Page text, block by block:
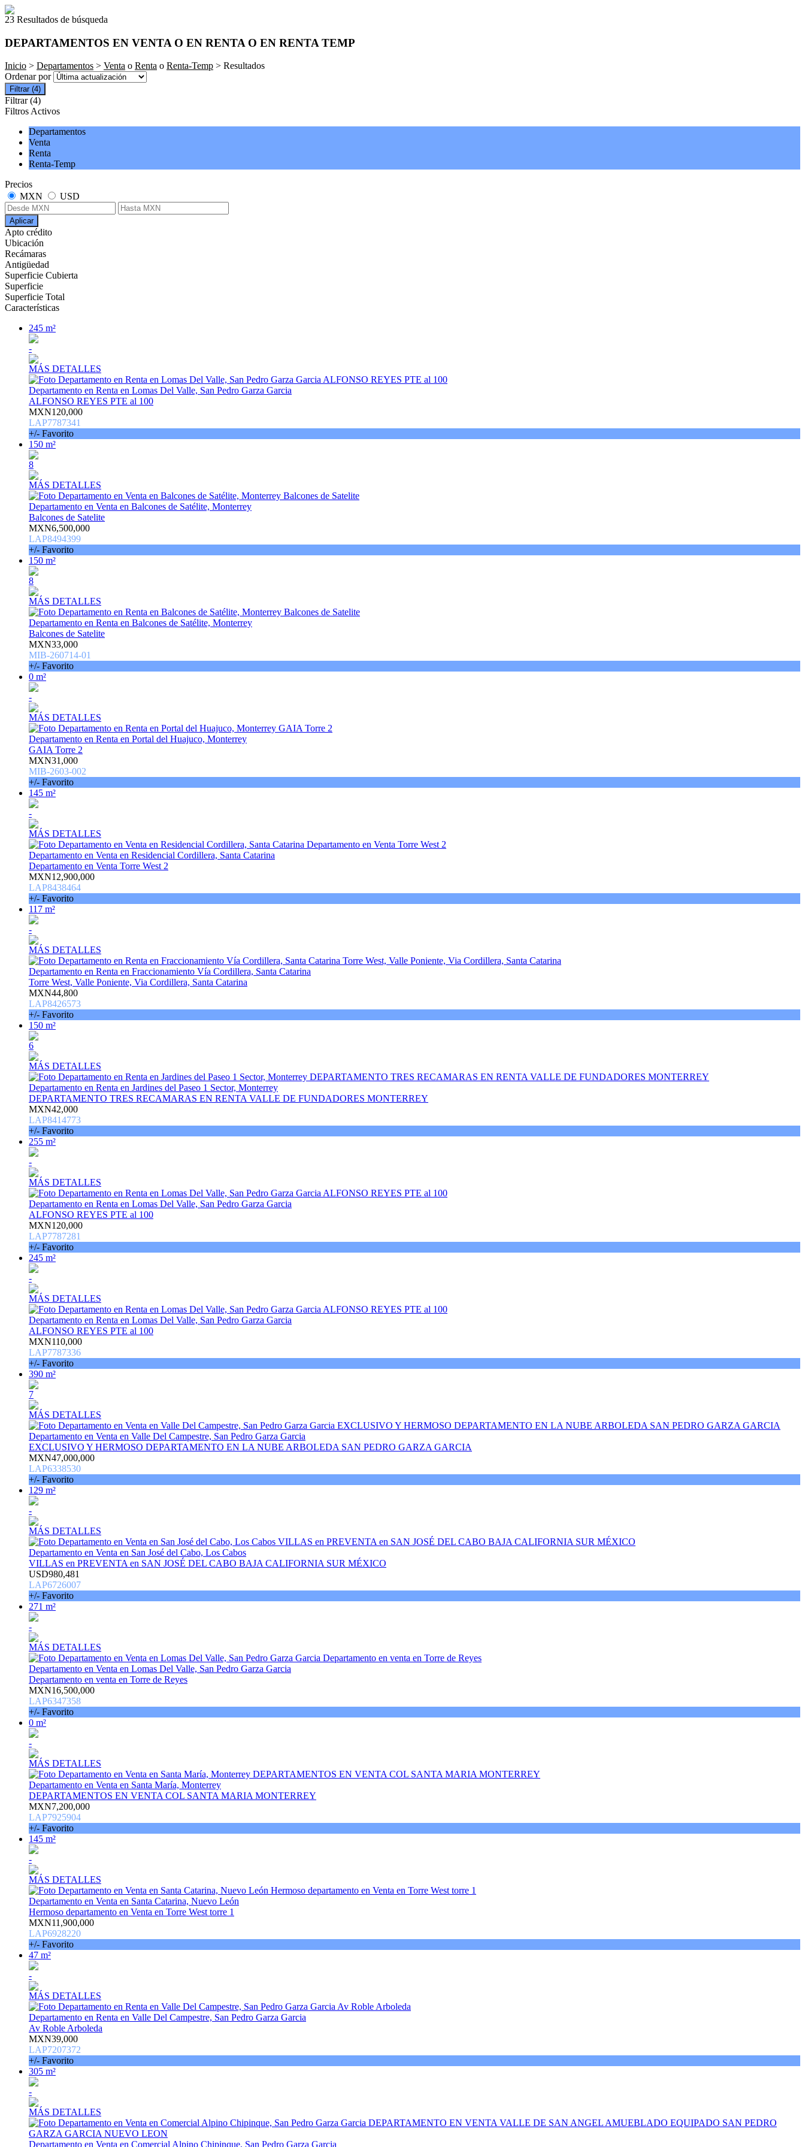
23 Resultados de búsqueda
DEPARTAMENTOS EN VENTA O EN RENTA O EN RENTA TEMP
Inicio > Departamentos > Venta o Renta o Renta-Temp > Resultados
Ordenar por
Filtrar (4)
Filtrar (4)
Filtros Activos
Departamentos
Venta
Renta
Renta-Temp
Precios
MXN
USD
Aplicar
Apto crédito
Ubicación
Recámaras
Antigüedad
Superficie Cubierta
Superficie
Superficie Total
Características
245 m²
-
MÁS DETALLES
Departamento en Renta en Lomas Del Valle, San Pedro Garza Garcia
ALFONSO REYES PTE al 100
MXN120,000
LAP7787341
+/- Favorito
150 m²
8
MÁS DETALLES
Departamento en Venta en Balcones de Satélite, Monterrey
Balcones de Satelite
MXN6,500,000
LAP8494399
+/- Favorito
150 m²
8
MÁS DETALLES
Departamento en Renta en Balcones de Satélite, Monterrey
Balcones de Satelite
MXN33,000
MIB-260714-01
+/- Favorito
0 m²
-
MÁS DETALLES
Departamento en Renta en Portal del Huajuco, Monterrey
GAIA Torre 2
MXN31,000
MIB-2603-002
+/- Favorito
145 m²
-
MÁS DETALLES
Departamento en Venta en Residencial Cordillera, Santa Catarina
Departamento en Venta Torre West 2
MXN12,900,000
LAP8438464
+/- Favorito
117 m²
-
MÁS DETALLES
Departamento en Renta en Fraccionamiento Vía Cordillera, Santa Catarina
Torre West, Valle Poniente, Via Cordillera, Santa Catarina
MXN44,800
LAP8426573
+/- Favorito
150 m²
6
MÁS DETALLES
Departamento en Renta en Jardines del Paseo 1 Sector, Monterrey
DEPARTAMENTO TRES RECAMARAS EN RENTA VALLE DE FUNDADORES MONTERREY
MXN42,000
LAP8414773
+/- Favorito
255 m²
-
MÁS DETALLES
Departamento en Renta en Lomas Del Valle, San Pedro Garza Garcia
ALFONSO REYES PTE al 100
MXN120,000
LAP7787281
+/- Favorito
245 m²
-
MÁS DETALLES
Departamento en Renta en Lomas Del Valle, San Pedro Garza Garcia
ALFONSO REYES PTE al 100
MXN110,000
LAP7787336
+/- Favorito
390 m²
7
MÁS DETALLES
Departamento en Venta en Valle Del Campestre, San Pedro Garza Garcia
EXCLUSIVO Y HERMOSO DEPARTAMENTO EN LA NUBE ARBOLEDA SAN PEDRO GARZA GARCIA
MXN47,000,000
LAP6338530
+/- Favorito
129 m²
-
MÁS DETALLES
Departamento en Venta en San José del Cabo, Los Cabos
VILLAS en PREVENTA en SAN JOSÉ DEL CABO BAJA CALIFORNIA SUR MÉXICO
USD980,481
LAP6726007
+/- Favorito
271 m²
-
MÁS DETALLES
Departamento en Venta en Lomas Del Valle, San Pedro Garza Garcia
Departamento en venta en Torre de Reyes
MXN16,500,000
LAP6347358
+/- Favorito
0 m²
-
MÁS DETALLES
Departamento en Venta en Santa María, Monterrey
DEPARTAMENTOS EN VENTA COL SANTA MARIA MONTERREY
MXN7,200,000
LAP7925904
+/- Favorito
145 m²
-
MÁS DETALLES
Departamento en Venta en Santa Catarina, Nuevo León
Hermoso departamento en Venta en Torre West torre 1
MXN11,900,000
LAP6928220
+/- Favorito
47 m²
-
MÁS DETALLES
Departamento en Renta en Valle Del Campestre, San Pedro Garza Garcia
Av Roble Arboleda
MXN39,000
LAP7207372
+/- Favorito
305 m²
-
MÁS DETALLES
Departamento en Venta en Comercial Alpino Chipinque, San Pedro Garza Garcia